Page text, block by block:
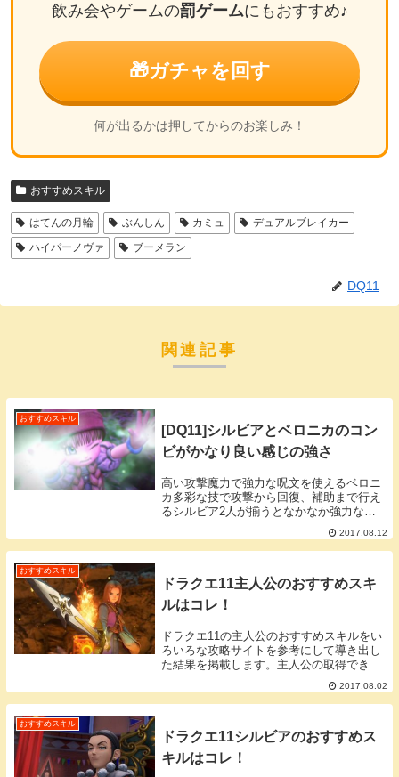
飲み会やゲームの罰ゲームにもおすすめ♪
🎁ガチャを回す
何が出るかは押してからのお楽しみ！
おすすめスキル
はてんの月輪 ぶんしん カミュ
デュアルブレイカー
ハイパーノヴァ
ブーメラン
DQ11
関連記事
おすすめスキル
[DQ11]シルビアとベロニカのコン
ビがかなり良い感じの強さ
高い攻撃魔力で強力な呪文を使えるベロニ
カ多彩な技で攻撃から回復、補助まで行え
るシルビア2人が揃うとなかなか強力なコ
ンビになりました。レディファーストとベ
ロニカが強いベロニカとシルビアのコンビ
でほとんどの雑魚とボスに通用する技まず
2017.08.12
おすすめスキル
ドラクエ11主人公のおすすめスキ
ルはコレ！
ドラクエ11の主人公のおすすめスキルをい
ろいろな攻略サイトを参考にして導き出し
た結果を掲載します。主人公の取得できる
スキル一覧主人公がスキルパネルより取得
できるスキル一覧です。取得ＳＰ欄に(秘)
とあるスキルは周辺の4パネルを開放しな
2017.08.02
おすすめスキル
ドラクエ11シルビアのおすすめス
キルはコレ！